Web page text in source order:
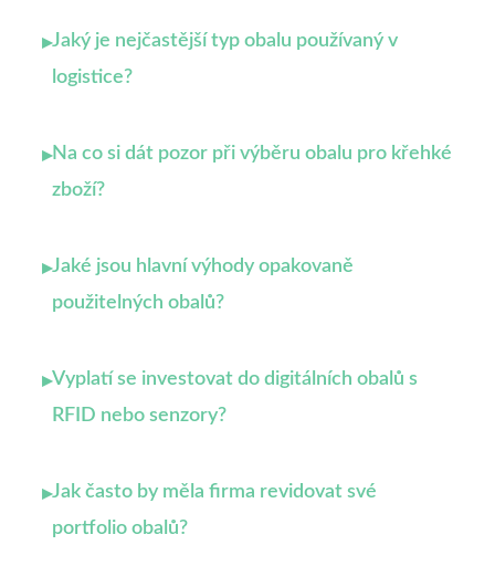
▸Jaký je nejčastější typ obalu používaný v
logistice?
▸Na co si dát pozor při výběru obalu pro křehké
zboží?
▸Jaké jsou hlavní výhody opakovaně
použitelných obalů?
▸Vyplatí se investovat do digitálních obalů s
RFID nebo senzory?
▸Jak často by měla firma revidovat své
portfolio obalů?